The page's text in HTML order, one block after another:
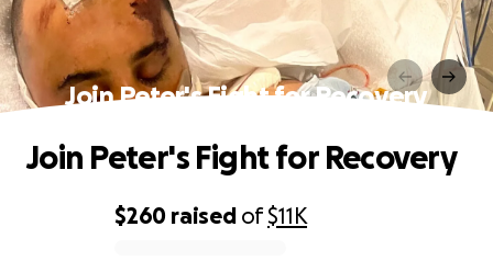
Join Peter's Fight for Recovery
$260 raised of$11K
Join Peter's Fight for Recovery